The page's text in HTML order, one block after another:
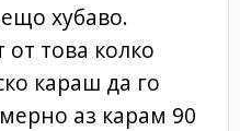
хубаво.
това колко
караш да го
аз карам 90